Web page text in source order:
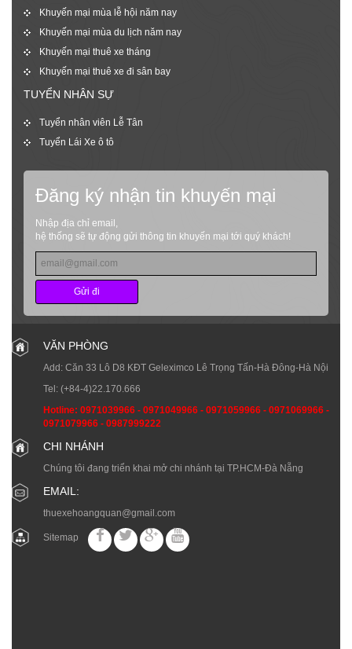
Khuyến mại mùa lễ hội năm nay
Khuyến mại mùa du lịch năm nay
Khuyến mại thuê xe tháng
Khuyến mại thuê xe đi sân bay
TUYỂN NHÂN SỰ
Tuyển nhân viên Lễ Tân
Tuyển Lái Xe ô tô
Đăng ký nhận tin khuyến mại
Nhập địa chỉ email,
hệ thống sẽ tự động gửi thông tin khuyến mại tới quý khách!
Gửi đi
VĂN PHÒNG
Add: Căn 33 Lô D8 KĐT Geleximco Lê Trọng Tấn-Hà Đông-Hà Nội
Tel: (+84-4)22.170.666
Hotline: 0971039966 - 0971049966 - 0971059966 - 0971069966 -
0971079966 - 0987999222
CHI NHÁNH
Chúng tôi đang triển khai mở chi nhánh tại TP.HCM-Đà Nẵng
EMAIL:
thuexehoangquan@gmail.com
Sitemap